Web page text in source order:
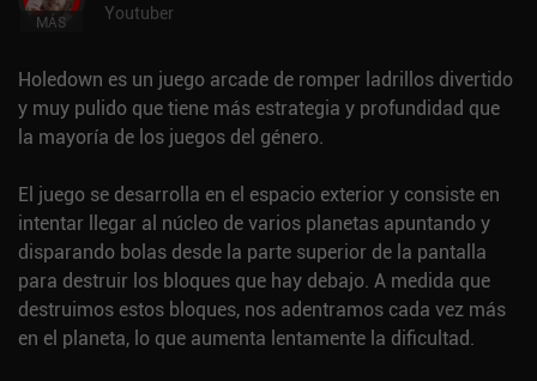
MÁS Youtuber
Holedown es un juego arcade de romper ladrillos divertido
y muy pulido que tiene más estrategia y profundidad que
la mayoría de los juegos del género.
El juego se desarrolla en el espacio exterior y consiste en
intentar llegar al núcleo de varios planetas apuntando y
disparando bolas desde la parte superior de la pantalla
para destruir los bloques que hay debajo. A medida que
destruimos estos bloques, nos adentramos cada vez más
en el planeta, lo que aumenta lentamente la dificultad.